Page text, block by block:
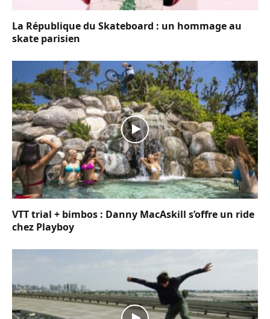
La République du Skateboard : un hommage au
skate parisien
VTT trial + bimbos : Danny MacAskill s’offre un ride
chez Playboy